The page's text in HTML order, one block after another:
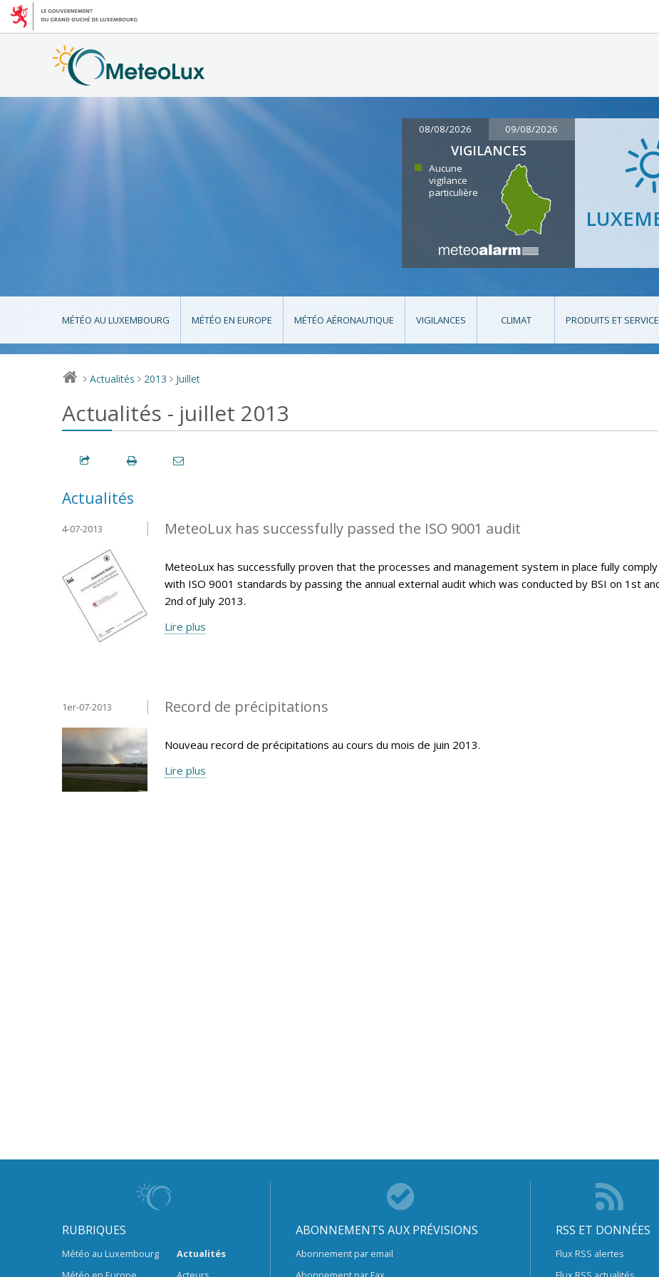
08/08/2026 09/08/2026
VIGILANCES
Aucune
vigilance
particulière
MÉTÉO AU LUXEMBOURG MÉTÉO EN EUROPE MÉTÉO AÉRONAUTIQUE VIGILANCES CLIMAT PRODUITS ET
> Actualités > 2013 > Juillet
Actualités - juillet 2013
Actualités
MeteoLux has successfully passed the ISO 9001 audit
4-07-2013
MeteoLux has successfully proven that the processes and management system in place fully comply
with ISO 9001 standards by passing the annual external audit which was conducted by BSI on 1st
2nd of July 2013.
Lire plus
Record de précipitations
1er-07-2013
Nouveau record de précipitations au cours du mois de juin 2013.
Lire plus
RUBRIQUES
Météo au Luxembourg
Actualités
ABONNEMENTS AUX PRÉVISIONS
Abonnement par email
RSS ET DONNÉES
Flux RSS alertes